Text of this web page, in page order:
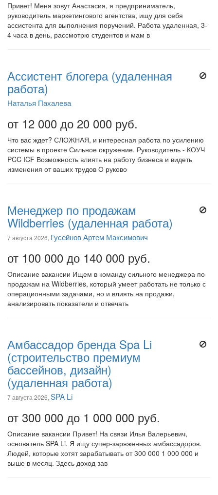
Привет! Меня зовут Анастасия, я предприниматель,
руководитель маркетингового агентства, ищу для себя
ассистента для выполнения поручений. Работа удаленная, 3-
4 часа в день, рассмотрю студентов и мам в
Ассистент блогера (удаленная
работа)
Наталья Пахалева
от 12 000 до 20 000 руб.
Что вас ждет? СЛОЖНАЯ, и интересная работа по усилению
системы в проекте Сильное окружение. Руководитель - КОУЧ
PCC ICF Возможность влиять на работу бизнеса и видеть
изменения от ваших трудов О руково
Менеджер по продажам
Wildberries (удаленная работа)
7 августа 2026, Гусейнов Артем Максимович
от 100 000 до 140 000 руб.
Описание вакансии Ищем в команду сильного менеджера по
продажам на Wildberries, который умеет работать не только с
операционными задачами, но и влиять на продажи,
анализировать показатели и отвечать
Амбассадор бренда Spa Li
(строительство премиум
бассейнов, дизайн)
(удаленная работа)
7 августа 2026, SPA Li
от 300 000 до 1 000 000 руб.
Описание вакансии Привет! На связи Илья Валерьевич,
основатель SPA Li. Я ищу супер-заряженных амбассадоров.
Людей, которые хотят зарабатывать от 300 000 1 000 000 и
выше в месяц. Здесь доход зав